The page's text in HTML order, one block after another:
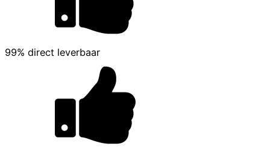
99% direct leverbaar